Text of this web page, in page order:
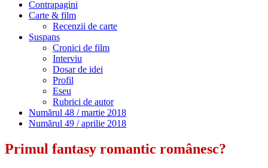
Contrapagini
Carte & film
Recenzii de carte
Suspans
Cronici de film
Interviu
Dosar de idei
Profil
Eseu
Rubrici de autor
Numărul 48 / martie 2018
Numărul 49 / aprilie 2018
Primul fantasy romantic românesc?